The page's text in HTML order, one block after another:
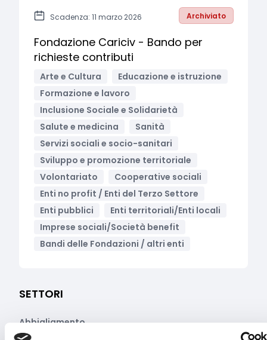
Scadenza: 11 marzo 2026 Archiviato
Fondazione Cariciv - Bando per
richieste contributi
Arte e Cultura
Educazione e istruzione
Formazione e lavoro
Inclusione Sociale e Solidarietà
Salute e medicina
Sanità
Servizi sociali e socio-sanitari
Sviluppo e promozione territoriale
Volontariato
Cooperative sociali
Enti no profit / Enti del Terzo Settore
Enti pubblici
Enti territoriali/Enti locali
Imprese sociali/Società benefit
Bandi delle Fondazioni / altri enti
SETTORI
Abbigliamento